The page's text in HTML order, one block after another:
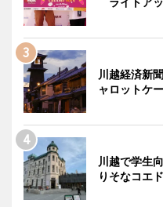
川越経済新
ャロットケ
川越で学生
りそなコエ